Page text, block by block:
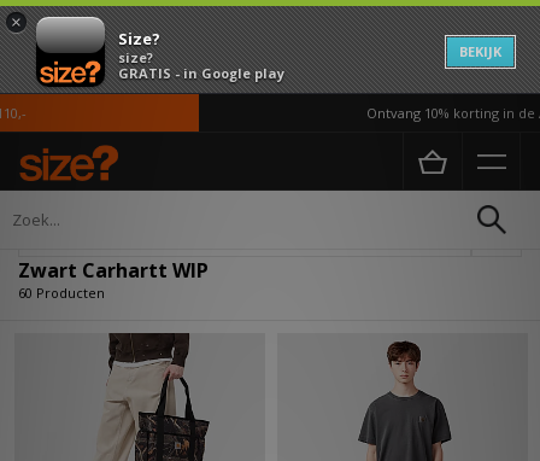
×
Size?
size?
GRATIS - in Google play
BEKIJK
Ontvang 10% korting in de APP*
Home Zwart Carhartt WIP
Zwart Carhartt WIP
60 Producten